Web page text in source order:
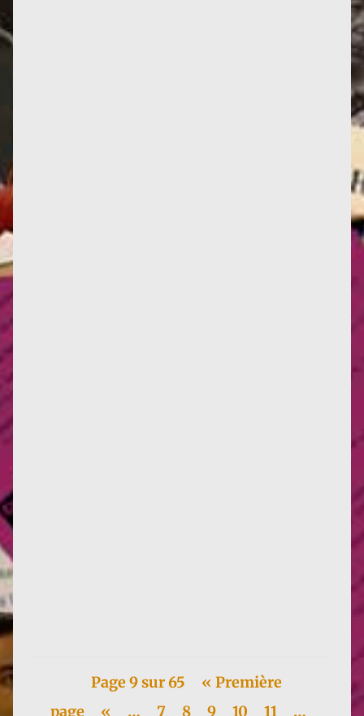
Page 9 sur 65
« Première
page
« … 7 8 9 10 11
…